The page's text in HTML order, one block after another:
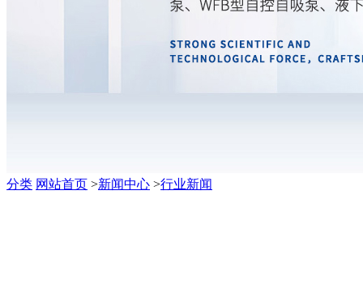
分类 网站首页 >新闻中心 >行业新闻